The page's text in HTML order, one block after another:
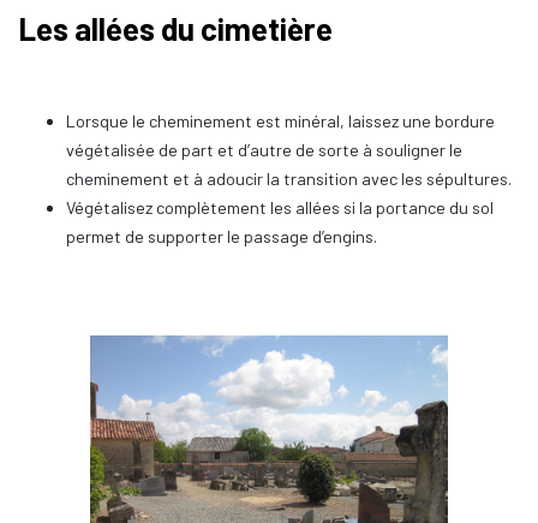
Les allées du cimetière
Lorsque le cheminement est minéral, laissez une bordure
végétalisée de part et d’autre de sorte à souligner le
cheminement et à adoucir la transition avec les sépultures.
Végétalisez complètement les allées si la portance du sol
permet de supporter le passage d’engins.